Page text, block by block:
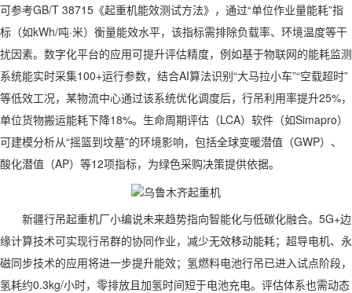
可参考GB/T 38715《起重机能效测试方法》，通过“单位作业量能耗”指
标（如kWh/吨·米）衡量能效水平，该指标需排除负载率、环境温度等干
扰因素。数字化平台的应用可提升评估精度，例如基于物联网的能耗监测
系统能实时采集100+运行参数，结合AI算法识别“大马拉小车”“空载超时”
等低效工况，某物流中心通过该系统优化调度后，行吊利用率提升25%，
单位货物搬运能耗下降18%。生命周期评估（LCA）软件（如Simapro）
可建模分析从“摇篮到坟墓”的环境影响，包括全球变暖潜值（GWP）、
酸化潜值（AP）等12项指标，为绿色采购决策提供依据。
新疆行吊起重机厂小编说未来趋势指向智能化与低碳化融合。5G+边
缘计算技术可实现行吊群的协同作业，减少无效移动能耗；超导电机、永
磁同步技术的应用将进一步提升能效；氢燃料电池行吊已进入试点阶段，
氢耗约0.3kg/小时，零排放且加氢时间短于电池充电。评估体系也需动态